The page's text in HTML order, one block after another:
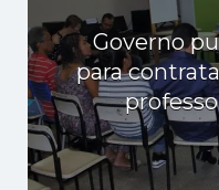
Governo
para